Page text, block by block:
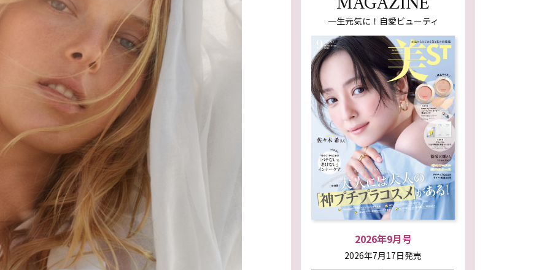
一生元気に！自愛ビューティ
2026年9月号
2026年7月17日発売